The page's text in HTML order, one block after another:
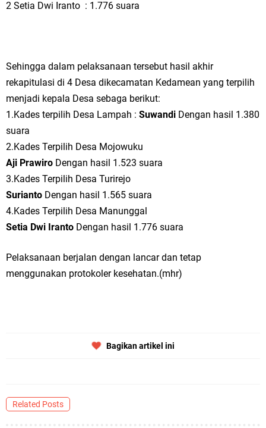
2 Setia Dwi Iranto : 1.776 suara
Sehingga dalam pelaksanaan tersebut hasil akhir
rekapitulasi di 4 Desa dikecamatan Kedamean yang terpilih
menjadi kepala Desa sebaga berikut:
1.Kades terpilih Desa Lampah : Suwandi Dengan hasil 1.380
suara
2.Kades Terpilih Desa Mojowuku
Aji Prawiro Dengan hasil 1.523 suara
3.Kades Terpilih Desa Turirejo
Surianto Dengan hasil 1.565 suara
4.Kades Terpilih Desa Manunggal
Setia Dwi Iranto Dengan hasil 1.776 suara
Pelaksanaan berjalan dengan lancar dan tetap
menggunakan protokoler kesehatan.(mhr)
Bagikan artikel ini
Related Posts